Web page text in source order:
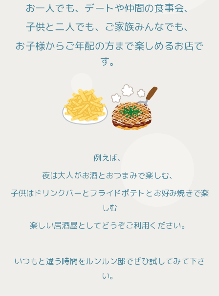
お一人でも、デートや仲間の食事会、
子供と二人でも、ご家族みんなでも、
お子様からご年配の方まで楽しめるお店で
す。
例えば、
夜は大人がお酒とおつまみで楽しむ、
子供はドリンクバーとフライドポテトとお好み焼きで楽
しむ
楽しい居酒屋としてどうぞご利用ください。
いつもと違う時間をルンルン邸でぜひ試してみて下さ
い。